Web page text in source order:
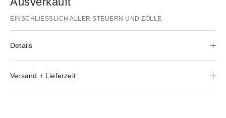
EINSCHLIESSLICH ALLER STEUERN UND ZÖLLE
Details
Versand + Lieferzeit